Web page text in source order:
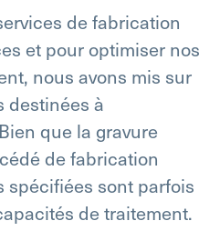
de fabrication
et pour optimiser nos
nous avons mis sur
destinées à
que la gravure
de fabrication
spécifiées sont parfois
de traitement.